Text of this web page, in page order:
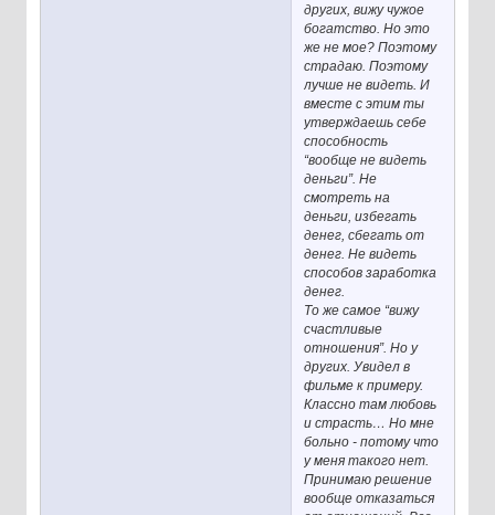
других, вижу чужое
богатство. Но это
же не мое? Поэтому
страдаю. Поэтому
лучше не видеть. И
вместе с этим ты
утверждаешь себе
способность
“вообще не видеть
деньги”. Не
смотреть на
деньги, избегать
денег, сбегать от
денег. Не видеть
способов заработка
денег.
То же самое “вижу
счастливые
отношения”. Но у
других. Увидел в
фильме к примеру.
Классно там любовь
и страсть… Но мне
больно - потому что
у меня такого нет.
Принимаю решение
вообще отказаться